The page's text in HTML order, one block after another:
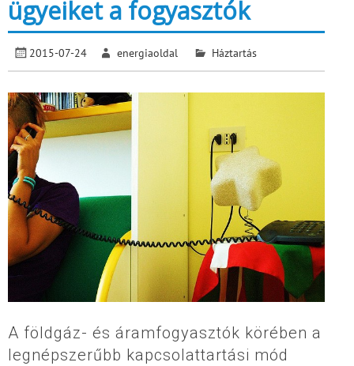
ügyeiket a fogyasztók
2015-07-24 energiaoldal Háztartás
A földgáz- és áramfogyasztók körében a
legnépszerűbb kapcsolattartási mód